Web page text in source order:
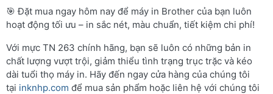
🎯 Đặt mua ngay hôm nay để máy in Brother của bạn luôn
hoạt động tối ưu – in sắc nét, màu chuẩn, tiết kiệm chi phí!
Với mực TN 263 chính hãng, bạn sẽ luôn có những bản in
chất lượng vượt trội, giảm thiểu tình trạng trục trặc và kéo
dài tuổi thọ máy in. Hãy đến ngay cửa hàng của chúng tôi
tại inknhp.com để mua sản phẩm hoặc liên hệ với chúng tôi